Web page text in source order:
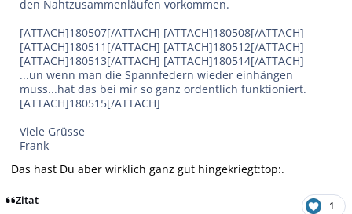
den Nahtzusammenläufen vorkommen.
[ATTACH]180507[/ATTACH] [ATTACH]180508[/ATTACH]
[ATTACH]180511[/ATTACH] [ATTACH]180512[/ATTACH]
[ATTACH]180513[/ATTACH] [ATTACH]180514[/ATTACH]
...un wenn man die Spannfedern wieder einhängen
muss...hat das bei mir so ganz ordentlich funktioniert.
[ATTACH]180515[/ATTACH]
Viele Grüsse
Frank
Das hast Du aber wirklich ganz gut hingekriegt:top:.
Zitat 1